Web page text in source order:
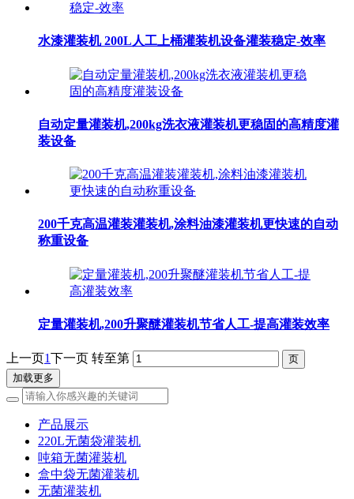
水漆灌装机 200L人工上桶灌装机设备灌装稳定-效率
自动定量灌装机,200kg洗衣液灌装机更稳固的高精度灌
装设备
200千克高温灌装灌装机,涂料油漆灌装机更快速的自动
称重设备
定量灌装机,200升聚醚灌装机节省人工-提高灌装效率
上一页1下一页 转至第
加载更多
产品展示
220L无菌袋灌装机
吨箱无菌灌装机
盒中袋无菌灌装机
无菌灌装机